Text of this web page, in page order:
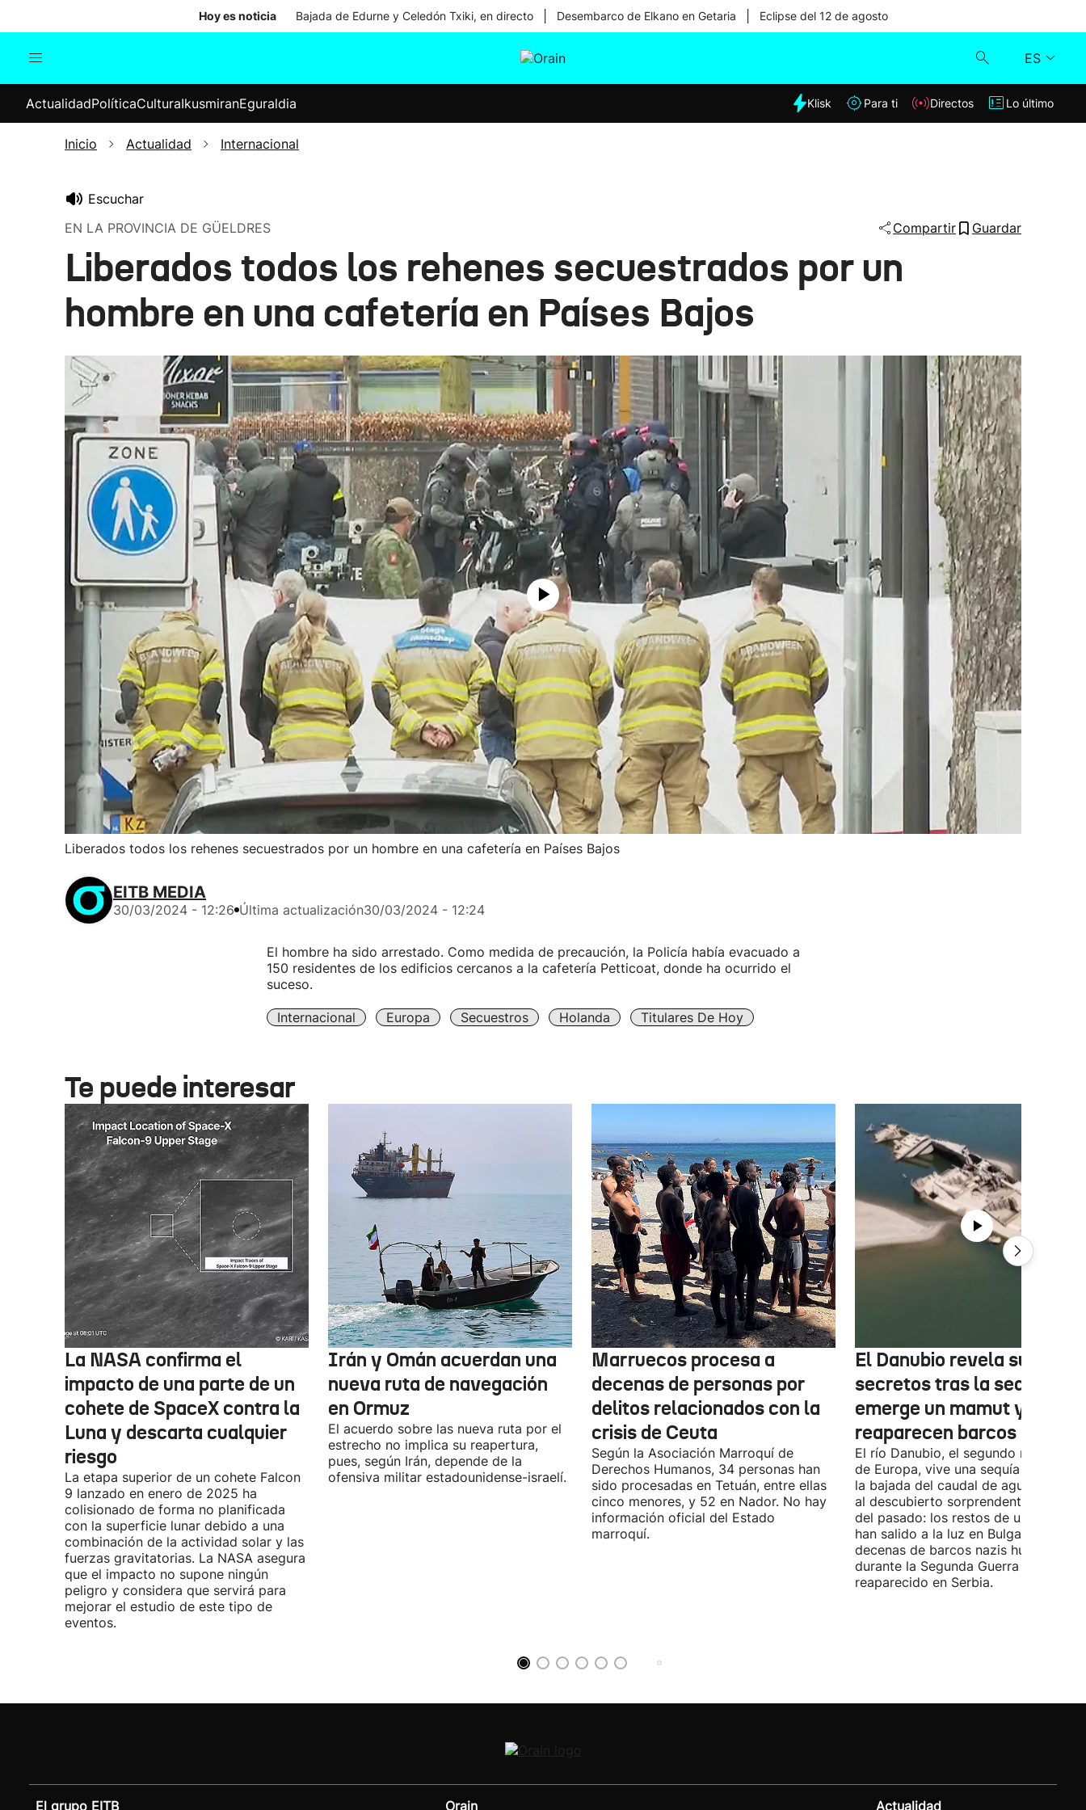
Hoy es noticia Bajada de Edurne y Celedón Txiki, en directo Desembarco de Elkano en Getaria Eclipse del 12 de agosto
ES
Internacional
Elecciones
Klisk
ActualidadPolíticaCulturaIkusmiranEguraldia Klisk Para ti Directos Lo último
Inicio Actualidad Internacional
Escuchar
EN LA PROVINCIA DE GÜELDRES
Compartir Guardar
Liberados todos los rehenes secuestrados por un
hombre en una cafetería en Países Bajos
Liberados todos los rehenes secuestrados por un hombre en una cafetería en Países Bajos
EITB MEDIA
30/03/2024 - 12:26 Última actualización30/03/2024 - 12:24
El hombre ha sido arrestado. Como medida de precaución, la Policía había evacuado a
150 residentes de los edificios cercanos a la cafetería Petticoat, donde ha ocurrido el
suceso.
Internacional Europa Secuestros Holanda Titulares De Hoy
Te puede interesar
La NASA confirma el
impacto de una parte de un
cohete de SpaceX contra la
Luna y descarta cualquier
riesgo
La etapa superior de un cohete Falcon
9 lanzado en enero de 2025 ha
colisionado de forma no planificada
con la superficie lunar debido a una
combinación de la actividad solar y las
fuerzas gravitatorias. La NASA asegura
que el impacto no supone ningún
peligro y considera que servirá para
mejorar el estudio de este tipo de
eventos.
Irán y Omán acuerdan una
nueva ruta de navegación
en Ormuz
El acuerdo sobre las nueva ruta por el
estrecho no implica su reapertura,
pues, según Irán, depende de la
ofensiva militar estadounidense-israelí.
Marruecos procesa a
decenas de personas por
delitos relacionados con la
crisis de Ceuta
Según la Asociación Marroquí de
Derechos Humanos, 34 personas han
sido procesadas en Tetuán, entre ellas
cinco menores, y 52 en Nador. No hay
información oficial del Estado
marroquí.
El Danubio revela sus
secretos tras la sequía:
emerge un mamut y
reaparecen barcos nazis
El río Danubio, el segundo más largo
de Europa, vive una sequía histórica
la bajada del caudal de agua ha
al descubierto sorprendentes
del pasado: los restos de un mamut
han salido a la luz en Bulgaria y
decenas de barcos nazis hundidos
durante la Segunda Guerra Mundial
reaparecido en Serbia.
El grupo EITB Orain Actualidad